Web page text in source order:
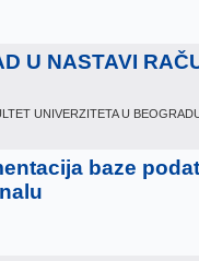
U NASTAVI
UNIVERZITETA U
baze